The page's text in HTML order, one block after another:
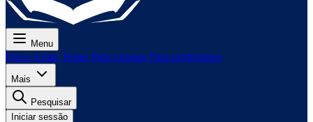
Menu
Preço Aulas Testes Para exames Para professores
Mais
Pesquisar
Iniciar sessão